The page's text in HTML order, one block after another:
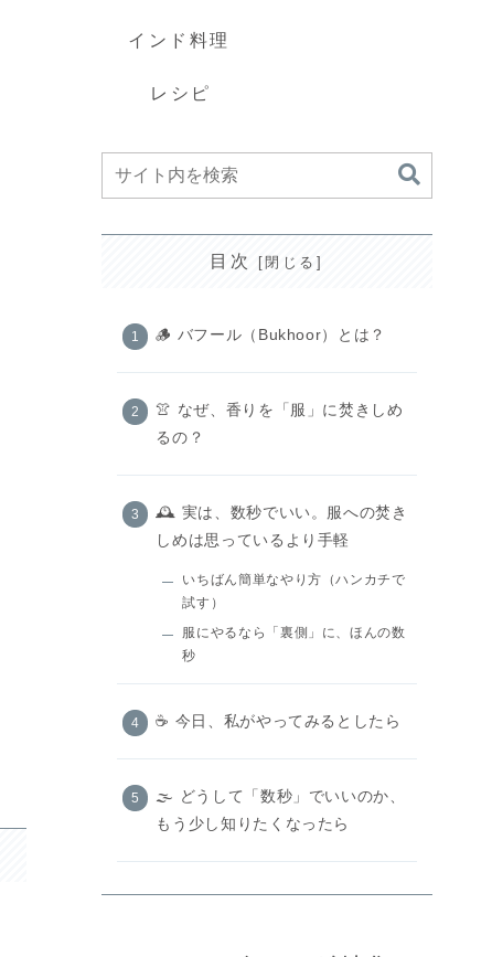
インド料理
レシピ
目次
🪵 バフール（Bukhoor）とは？
👚 なぜ、香りを「服」に焚きしめ
るの？
🕰️ 実は、数秒でいい。服への焚き
しめは思っているより手軽
いちばん簡単なやり方（ハンカチで
試す）
服にやるなら「裏側」に、ほんの数
秒
☕️ 今日、私がやってみるとしたら
🌫️ どうして「数秒」でいいのか、
もう少し知りたくなったら